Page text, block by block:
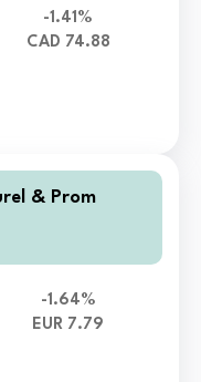
-1.41%
CAD 74.88
& Prom
-1.64%
EUR 7.79